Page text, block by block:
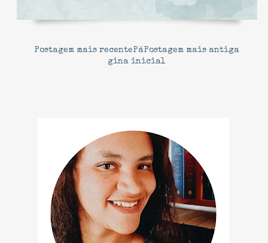
Postagem mais recente Postagem mais antiga
Pá
gina inicial